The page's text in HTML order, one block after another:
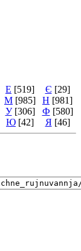
Е [519] Є [29]
М [985] Н [981]
У [306] Ф [580]
Ю [42] Я [46]